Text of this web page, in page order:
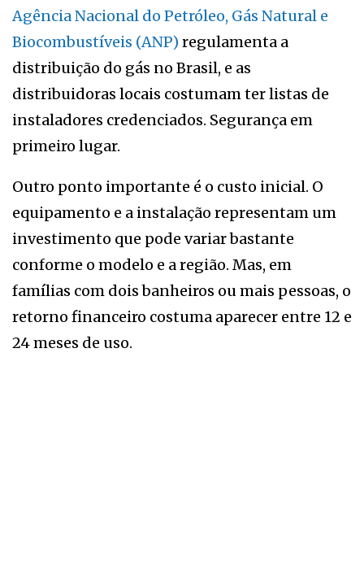
Agência Nacional do Petróleo, Gás Natural e
Biocombustíveis (ANP) regulamenta a
distribuição do gás no Brasil, e as
distribuidoras locais costumam ter listas de
instaladores credenciados. Segurança em
primeiro lugar.
Outro ponto importante é o custo inicial. O
equipamento e a instalação representam um
investimento que pode variar bastante
conforme o modelo e a região. Mas, em
famílias com dois banheiros ou mais pessoas, o
retorno financeiro costuma aparecer entre 12 e
24 meses de uso.